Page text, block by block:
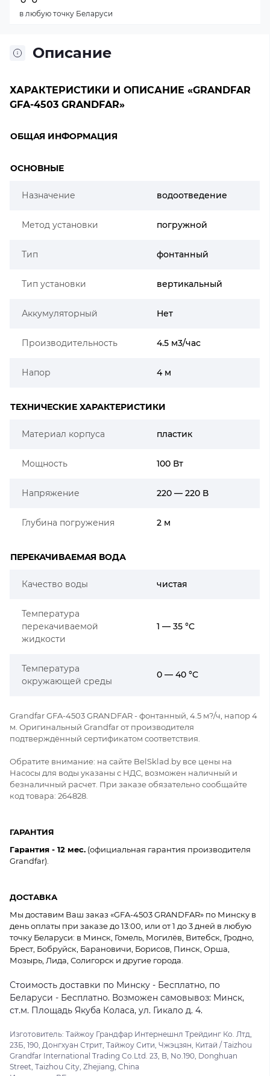
Описание
ХАРАКТЕРИСТИКИ И ОПИСАНИЕ «GRANDFAR
GFA-4503 GRANDFAR»
ОБЩАЯ ИНФОРМАЦИЯ
ОСНОВНЫЕ
Назначение водоотведение
Метод установки погружной
Тип фонтанный
Тип установки вертикальный
Аккумуляторный Нет
Производительность 4.5 м3/час
Напор 4 м
ТЕХНИЧЕСКИЕ ХАРАКТЕРИСТИКИ
Материал корпуса пластик
Мощность 100 Вт
Напряжение 220 — 220 В
Глубина погружения 2 м
ПЕРЕКАЧИВАЕМАЯ ВОДА
Качество воды чистая
Температура
перекачиваемой
жидкости
1 — 35 °C
Температура
окружающей среды
0 — 40 °C
Grandfar GFA-4503 GRANDFAR - фонтанный, 4.5 м?/ч, напор 4
м. Оригинальный Grandfar от производителя
подтверждённый сертификатом соответствия.
Обратите внимание: на сайте BelSklad.by все цены на
Насосы для воды указаны с НДС, возможен наличный и
безналичный расчет. При заказе обязательно сообщайте
код товара: 264828.
ГАРАНТИЯ
Гарантия - 12 мес. (официальная гарантия производителя
Grandfar).
ДОСТАВКА
Мы доставим Ваш заказ «GFA-4503 GRANDFAR» по Минску в
день оплаты при заказе до 13:00, или от 1 до 3 дней в любую
точку Беларуси: в Минск, Гомель, Могилёв, Витебск, Гродно,
Брест, Бобруйск, Барановичи, Борисов, Пинск, Орша,
Мозырь, Лида, Солигорск и другие города.
Стоимость доставки по Минску - Бесплатно, по
Беларуси - Бесплатно. Возможен самовывоз: Минск,
ст.м. Площадь Якуба Коласа, ул. Гикало д. 4.
Изготовитель: Тайжоу Грандфар Интернешнл Трейдинг Ко. Лтд,
23Б, 190, Донгхуан Стрит, Тайжоу Сити, Чжэцзян, Китай / Taizhou
Grandfar International Trading Co.Ltd. 23, B, No.190, Donghuan
Street, Taizhou City, Zhejiang, China
в любую точку Беларуси